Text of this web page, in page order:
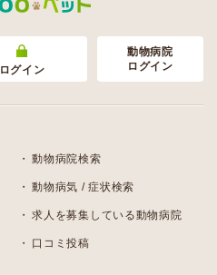
ログイン
動物病院
ログイン
動物病院検索
動物病気 / 症状検索
求人を募集している動物病院
口コミ投稿